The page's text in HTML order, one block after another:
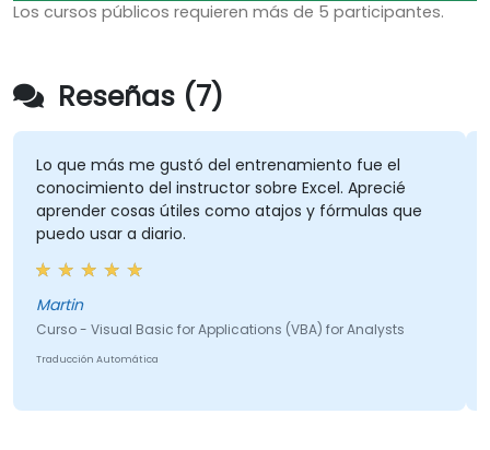
Los cursos públicos requieren más de 5 participantes.
Reseñas (7)
Lo que más me gustó del entrenamiento fue el
conocimiento del instructor sobre Excel. Aprecié
aprender cosas útiles como atajos y fórmulas que
puedo usar a diario.
Martin
Curso - Visual Basic for Applications (VBA) for Analysts
Traducción Automática